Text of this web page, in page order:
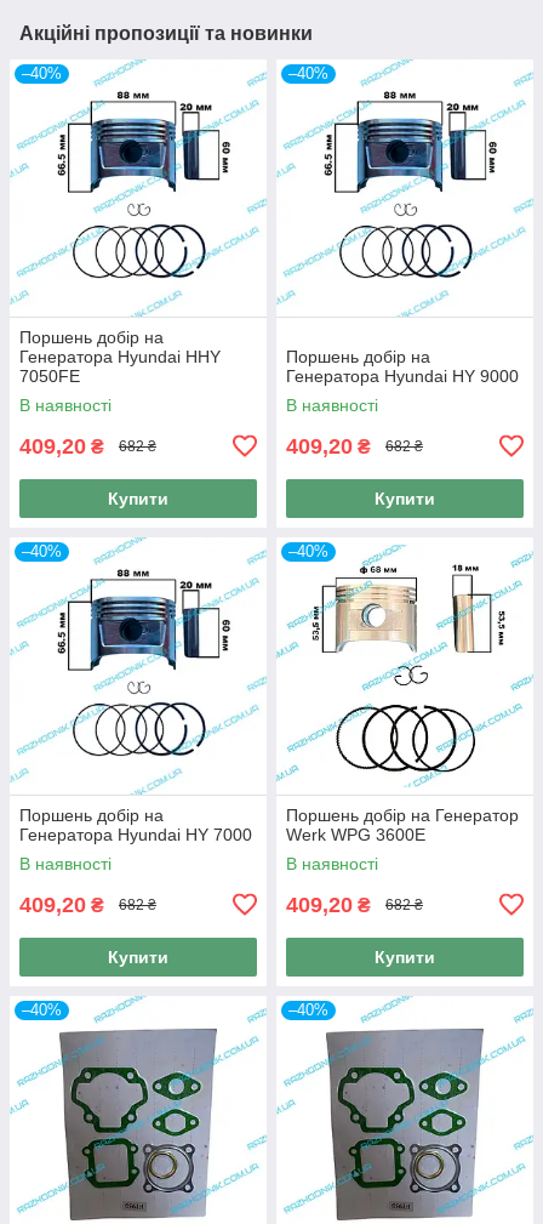
Акційні пропозиції та новинки
–40%
Поршень добір на
Генератора Hyundai HHY
7050FE
В наявності
409,20 ₴ 682 ₴
Купити
–40%
Поршень добір на
Генератора Hyundai HY 9000
В наявності
409,20 ₴ 682 ₴
Купити
–40%
Поршень добір на
Генератора Hyundai HY 7000
В наявності
409,20 ₴ 682 ₴
Купити
–40%
Поршень добір на Генератор
Werk WPG 3600E
В наявності
409,20 ₴ 682 ₴
Купити
–40% –40%